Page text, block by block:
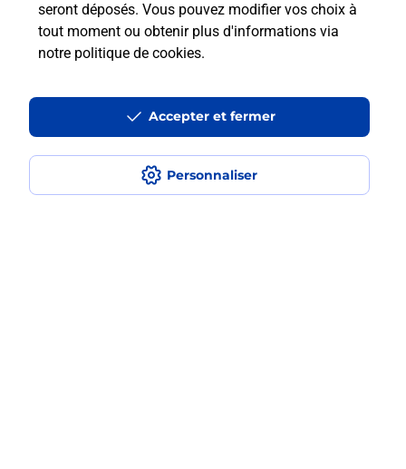
seront déposés. Vous pouvez modifier vos choix à
tout moment ou obtenir plus d'informations via
notre politique de cookies.
Personnaliser
Accepter et fermer
Est-ce que je peux utiliser mon forfait
à l’étranger avec La Poste Mobile ?
Est-ce que je peux payer mon
smartphone Samsung en plusieurs
Est-ce que je peux assurer mon